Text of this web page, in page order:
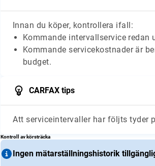
Innan du köper, kontrollera ifall:
Kommande intervallservice redan
Kommande servicekostnader är
budget.
CARFAX tips
Att serviceintervaller har följts tyder
Kontroll av körsträcka
Ingen mätarställningshistorik